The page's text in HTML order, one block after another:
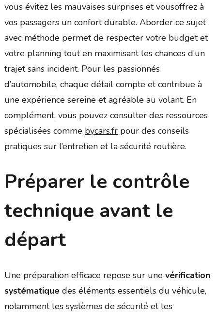
vous évitez les mauvaises surprises et vousoffrez à
vos passagers un confort durable. Aborder ce sujet
avec méthode permet de respecter votre budget et
votre planning tout en maximisant les chances d’un
trajet sans incident. Pour les passionnés
d’automobile, chaque détail compte et contribue à
une expérience sereine et agréable au volant. En
complément, vous pouvez consulter des ressources
spécialisées comme bycars.frpour des conseils
pratiques sur l’entretien et la sécurité routière.
Préparer le contrôle
technique avant le
départ
Une préparation efficace repose sur une vérification
systématiquedes éléments essentiels du véhicule,
notamment les systèmes de sécurité et les